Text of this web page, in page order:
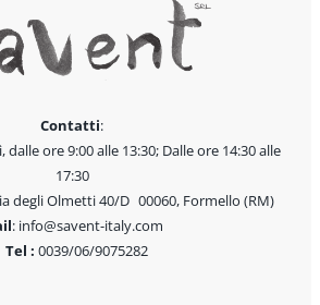
Contatti:
ore 9:00 alle 13:30; Dalle ore 14:30 alle
17:30
degli Olmetti 40/D 00060, Formello (RM)
: info@savent-italy.com
Tel : 0039/06/9075282